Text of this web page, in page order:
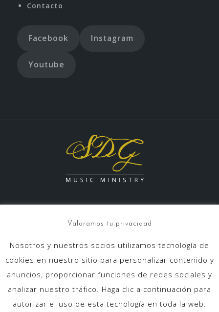
Contacto
Facebook Instagram
Youtube
info@sdgmusicministry.com
Valoramos tu privacidad
Nosotros y nuestros socios utilizamos tecnología de
cookies en nuestro sitio para personalizar contenido y
anuncios, proporcionar funciones de redes sociales y
analizar nuestro tráfico. Haga clic a continuación para
autorizar el uso de esta tecnología en toda la web.